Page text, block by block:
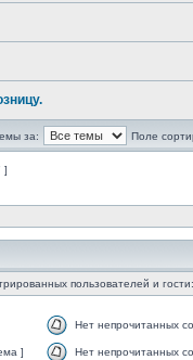
за: Поле
]
пользователей и
Нет непрочитанных
] Нет непрочитанных